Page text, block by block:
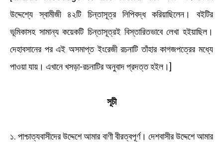
উদ্দেশ্যে স্বামীজী ৪২টি চিন্তাসূত্র লিপিবদ্ধ করিয়াছিলেন। বইটির
ভূমিকাসহ সামান্য কয়েকটি চিন্তাসূত্রই বিস্তারিতভাবে লেখা হইয়াছিল।
দেহাবসানের পর এই অসমাপ্ত ইংরেজী রচনাটি তাঁহার কাগজপত্রের মধ্যে
পাওয়া যায়। এখানে খসড়া-রচনাটির অনুবাদ প্রদত্ত হইল।]
সূচী
১. পাশ্চাত্যবাসীদের উদ্দেশে আমার বাণী বীরত্বপূর্ণ। দেশবাসীর উদ্দেশে আমার